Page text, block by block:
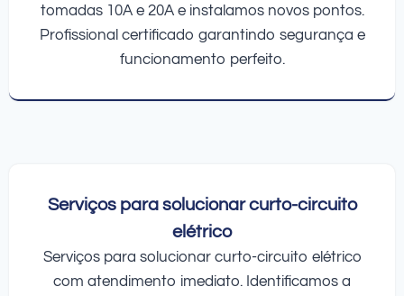
tomadas 10A e 20A e instalamos novos pontos.
Profissional certificado garantindo segurança e
funcionamento perfeito.
Serviços para solucionar curto-circuito
elétrico
Serviços para solucionar curto-circuito elétrico
com atendimento imediato. Identificamos a